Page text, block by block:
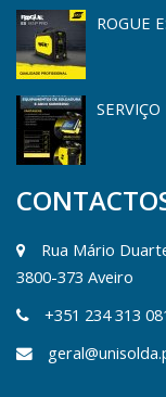
ROGUE
Rua Mário
3800-373 Aveiro
+351 234 313